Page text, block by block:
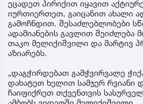
ეცადეთ პირიქით იყავით
იურთიერთეთ, გაიცანით ახალი
გამოჩნდით. შესაძლებლობები
ადამიანების გავლით შეიძლება
თაკო მელიქიშვილი და მარტივ
აზიარებს.
„დაგჭირდებათ გამჭვირვალე
დახატეთ ხელით სამჯერ რვიანი
ჩაიფიქრეთ თქვენთვის